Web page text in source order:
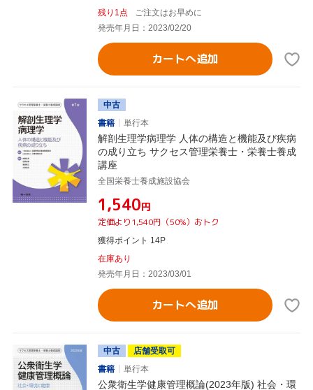
残り1点
ご注文はお早めに
発売年月日：2023/02/20
カートへ追加
中古
書籍
単行本
解剖生理学病理学 人体の構造と機能及び疾病
の成り立ち サクセス管理栄養士・栄養士養成
講座
全国栄養士養成施設協会
¥1,540円
定価より1,540円（50%）おトク
獲得ポイント 14P
在庫あり
発売年月日：2023/03/01
カートへ追加
中古
店舗受取可
書籍
単行本
公衆衛生学健康管理概論(2023年版) 社会・環